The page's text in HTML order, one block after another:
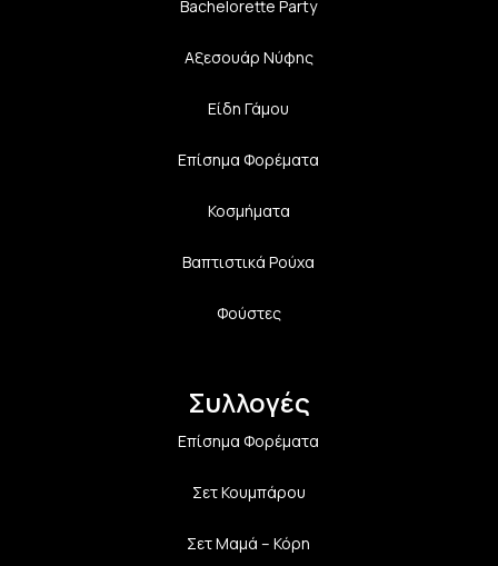
Bachelorette Party
Αξεσουάρ Νύφης
Είδη Γάμου
Επίσημα Φορέματα
Κοσμήματα
Βαπτιστικά Ρούχα
Φούστες
Συλλογές
Επίσημα Φορέματα
Σετ Κουμπάρου
Σετ Μαμά – Κόρη